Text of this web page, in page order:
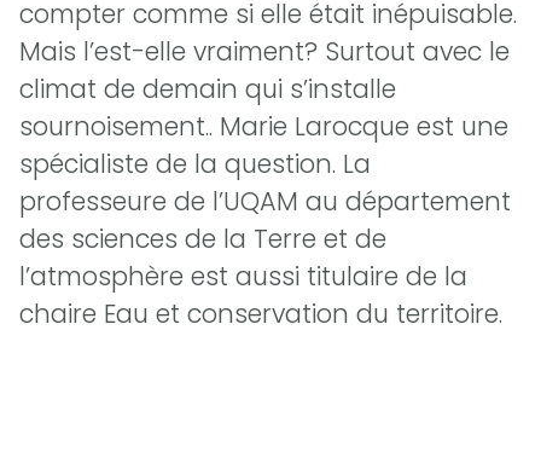
compter comme si elle était inépuisable.
Mais l’est-elle vraiment? Surtout avec le
climat de demain qui s’installe
sournoisement.. Marie Larocque est une
spécialiste de la question. La
professeure de l’UQAM au département
des sciences de la Terre et de
l’atmosphère est aussi titulaire de la
chaire Eau et conservation du territoire.